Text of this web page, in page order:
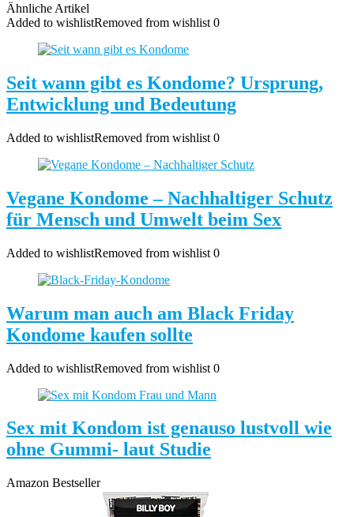
Ähnliche Artikel
Added to wishlistRemoved from wishlist 0
Seit wann gibt es Kondome? Ursprung,
Entwicklung und Bedeutung
Added to wishlistRemoved from wishlist 0
Vegane Kondome – Nachhaltiger Schutz
für Mensch und Umwelt beim Sex
Added to wishlistRemoved from wishlist 0
Warum man auch am Black Friday
Kondome kaufen sollte
Added to wishlistRemoved from wishlist 0
Sex mit Kondom ist genauso lustvoll wie
ohne Gummi- laut Studie
Amazon Bestseller